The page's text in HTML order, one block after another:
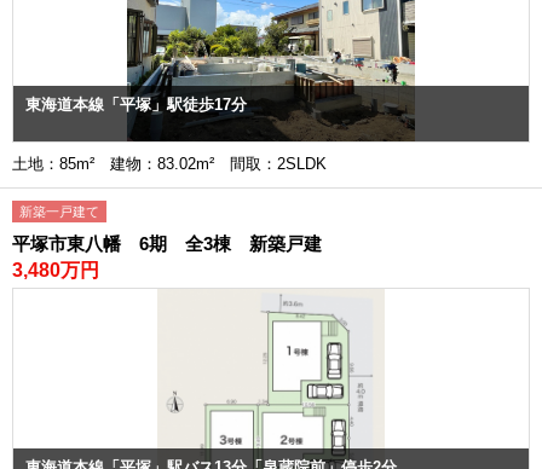
東海道本線「平塚」駅徒歩17分
土地：85m² 建物：83.02m² 間取：2SLDK
新築一戸建て
平塚市東八幡 6期 全3棟 新築戸建
3,480万円